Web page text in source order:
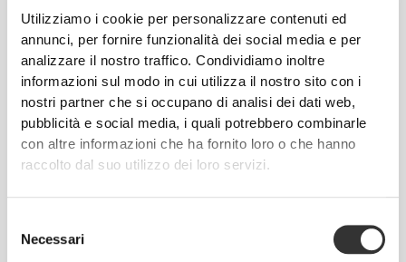
Utilizziamo i cookie per personalizzare contenuti ed
annunci, per fornire funzionalità dei social media e per
analizzare il nostro traffico. Condividiamo inoltre
informazioni sul modo in cui utilizza il nostro sito con i
nostri partner che si occupano di analisi dei dati web,
pubblicità e social media, i quali potrebbero combinarle
con altre informazioni che ha fornito loro o che hanno
raccolto dal suo utilizzo dei loro servizi.
delNecessari